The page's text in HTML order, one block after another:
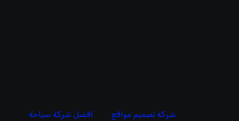
شركة تصميم مواقع
افضل شركة سياحة